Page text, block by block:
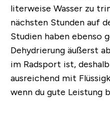
literweise Wasser zu
nächsten Stunden auf
Studien haben ebenso
Dehydrierung äußerst
im Radsport ist,
ausreichend mit
wenn du gute Leistung